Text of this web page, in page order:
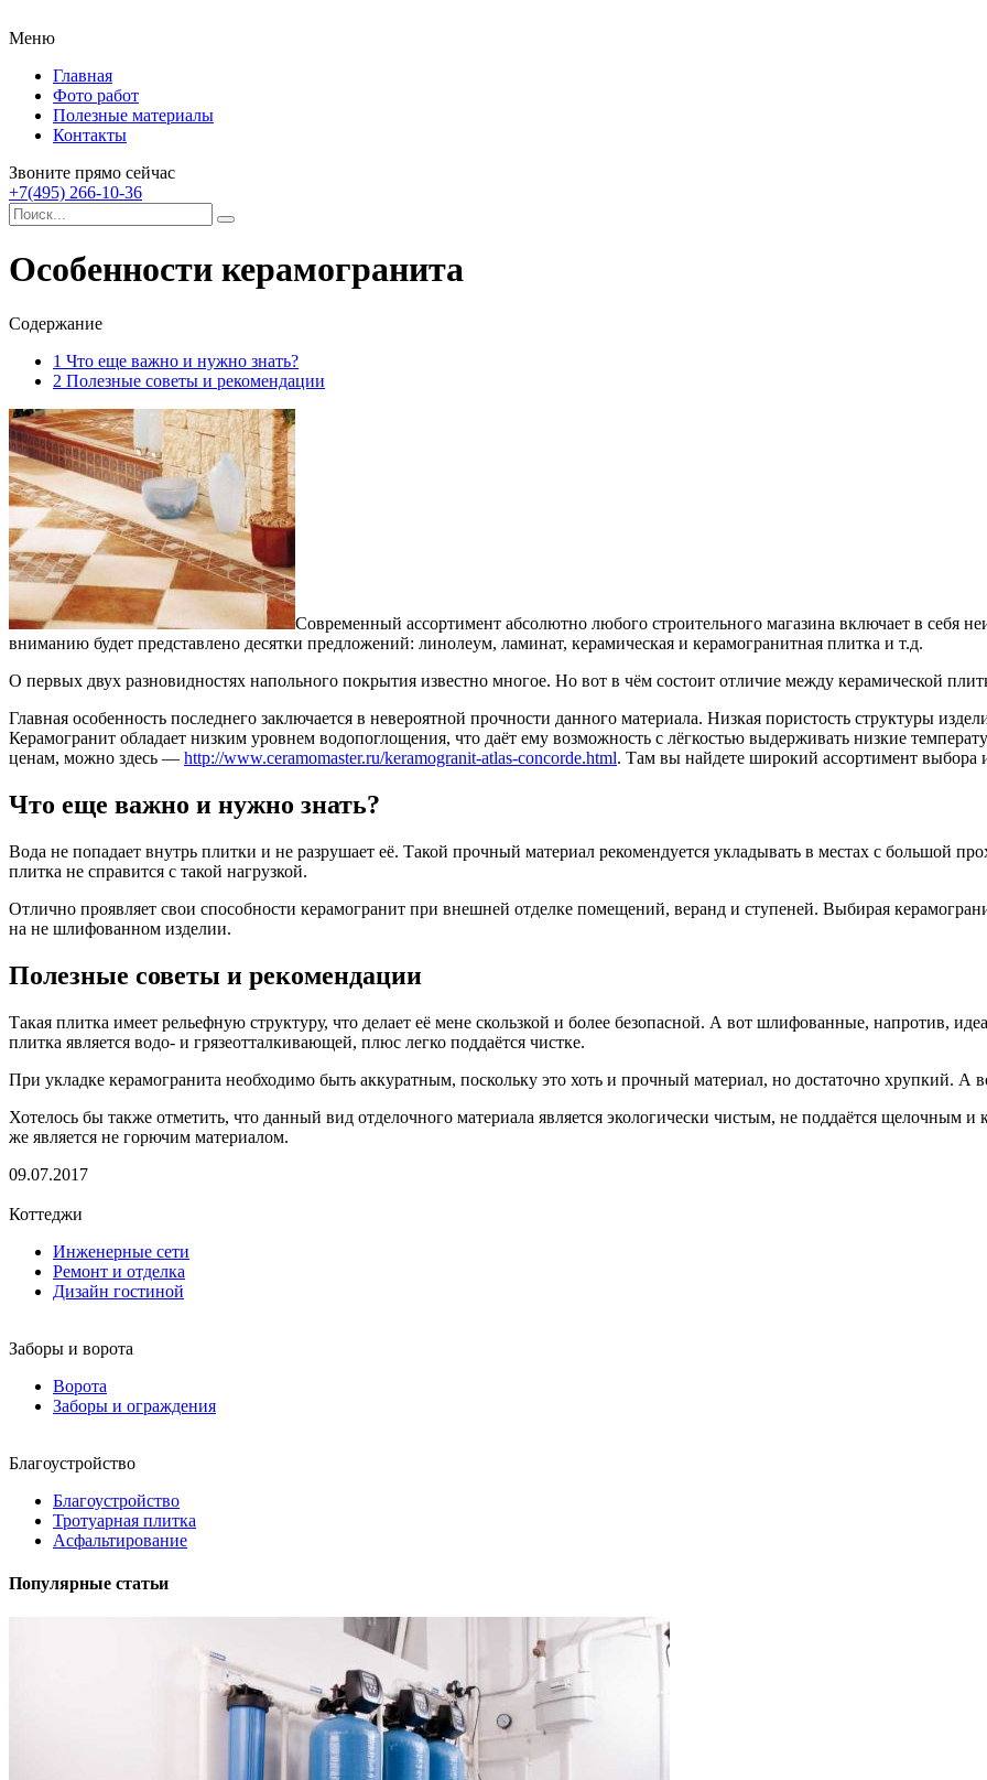
Меню
Главная
Фото работ
Полезные материалы
Контакты
Звоните прямо сейчас
+7(495) 266-10-36
Особенности керамогранита
Содержание
1 Что еще важно и нужно знать?
2 Полезные советы и рекомендации
Современный ассортимент абсолютно любого строительного магазина включает в себя
вниманию будет представлено десятки предложений: линолеум, ламинат, керамическая и керамогранитная плитка и т.д.
О первых двух разновидностях напольного покрытия известно многое. Но вот в чём состоит отличие между керамической
Главная особенность последнего заключается в невероятной прочности данного материала. Низкая пористость структуры
Керамогранит обладает низким уровнем водопоглощения, что даёт ему возможность с лёгкостью выдерживать низкие
ценам, можно здесь — http://www.ceramomaster.ru/keramogranit-atlas-concorde.html. Там вы найдете широкий ассортимент выбора
Что еще важно и нужно знать?
Вода не попадает внутрь плитки и не разрушает её. Такой прочный материал рекомендуется укладывать в местах с большой
плитка не справится с такой нагрузкой.
Отлично проявляет свои способности керамогранит при внешней отделке помещений, веранд и ступеней. Выбирая
на не шлифованном изделии.
Полезные советы и рекомендации
Такая плитка имеет рельефную структуру, что делает её мене скользкой и более безопасной. А вот шлифованные, напротив,
плитка является водо- и грязеотталкивающей, плюс легко поддаётся чистке.
При укладке керамогранита необходимо быть аккуратным, поскольку это хоть и прочный материал, но достаточно хрупкий. А
Хотелось бы также отметить, что данный вид отделочного материала является экологически чистым, не поддаётся щелочным
же является не горючим материалом.
09.07.2017
Коттеджи
Инженерные сети
Ремонт и отделка
Дизайн гостиной
Заборы и ворота
Ворота
Заборы и ограждения
Благоустройство
Благоустройство
Тротуарная плитка
Асфальтирование
Популярные статьи